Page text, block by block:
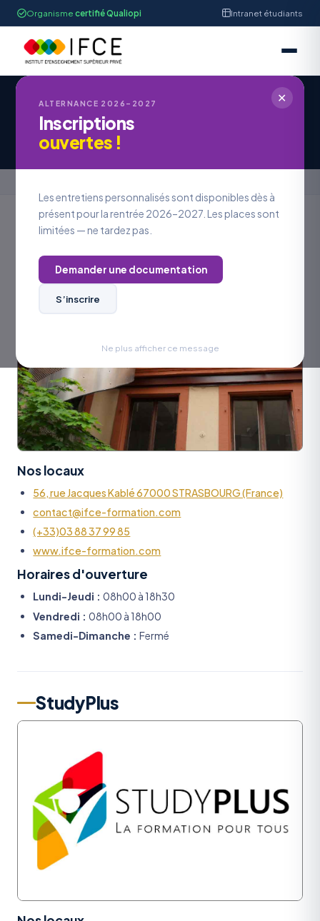
Organisme certifié Qualiopi Intranet étudiants
✕
ALTERNANCE 2026–2027
Inscriptions
ouvertes !
Les entretiens personnalisés sont disponibles dès à
présent pour la rentrée 2026–2027. Les places sont
limitées — ne tardez pas.
Demander une documentation
S’inscrire
Ne plus afficher ce message
Contactez l'IFCE
IFCE Strasbourg
Nos locaux
56, rue Jacques Kablé 67000 STRASBOURG (France)
contact@ifce-formation.com
(+33)03 88 37 99 85
www.ifce-formation.com
Horaires d'ouverture
Lundi-Jeudi :08h00 à 18h30
Vendredi :08h00 à 18h00
Samedi-Dimanche :Fermé
StudyPlus